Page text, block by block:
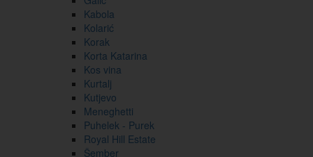
Kabola
Kolarić
Korak
Korta Katarina
Kos vina
Kurtalj
Kutjevo
Meneghetti
Puhelek - Purek
Royal Hill Estate
Šember